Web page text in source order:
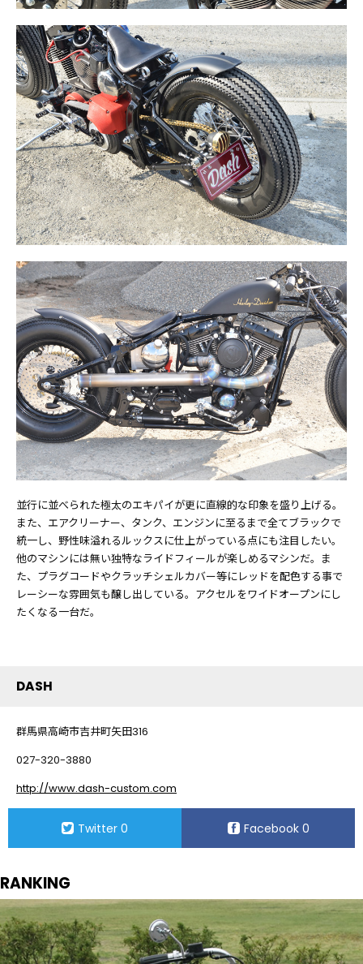
並行に並べられた極太のエキパイが更に直線的な印象を盛り上げる。
また、エアクリーナー、タンク、エンジンに至るまで全てブラックで
統一し、野性味溢れるルックスに仕上がっている点にも注目したい。
他のマシンには無い独特なライドフィールが楽しめるマシンだ。ま
た、プラグコードやクラッチシェルカバー等にレッドを配色する事で
レーシーな雰囲気も醸し出している。アクセルをワイドオープンにし
たくなる一台だ。
DASH
群馬県高崎市吉井町矢田316
027-320-3880
http://www.dash-custom.com
Twitter 0 Facebook 0
RANKING